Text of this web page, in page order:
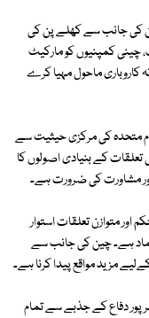
کی جانب سے کھلے پن کی
چینی کمپنیوں کو مارکیٹ
کاروباری ماحول مہیا کرے
متحدہ کی مرکزی حیثیت سے
تعلقات کے بنیادی اصولوں کا
مشاورت کی ضرورت ہے۔
متوازن تعلقات استوار
ہے۔ چین کی جانب سے
مزید مواقع پیدا کرنا ہے۔
دفاع کے جذبے سے تمام